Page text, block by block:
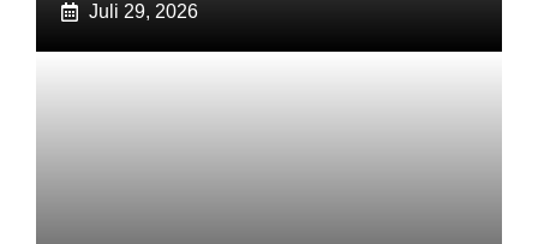
Juli 29, 2026